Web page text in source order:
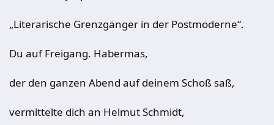
„Literarische Grenzgänger in der Postmoderne“.
Du auf Freigang. Habermas,
der den ganzen Abend auf deinem Schoß saß,
vermittelte dich an Helmut Schmidt,